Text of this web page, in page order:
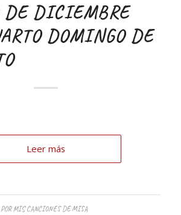
DICIEMBRE
DOMINGO DE
Leer más
PORMIS CANCIONES DE MISA